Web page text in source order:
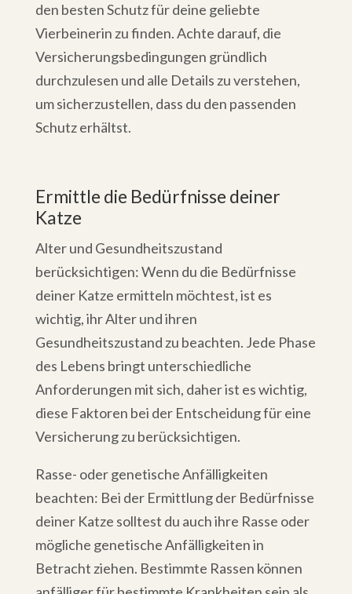
den besten Schutz für deine geliebte
Vierbeinerin zu finden. Achte darauf, die
Versicherungsbedingungen gründlich
durchzulesen und alle Details zu verstehen,
um sicherzustellen, dass du den passenden
Schutz erhältst.
Ermittle die Bedürfnisse deiner
Katze
Alter und Gesundheitszustand
berücksichtigen: Wenn du die Bedürfnisse
deiner Katze ermitteln möchtest, ist es
wichtig, ihr Alter und ihren
Gesundheitszustand zu beachten. Jede Phase
des Lebens bringt unterschiedliche
Anforderungen mit sich, daher ist es wichtig,
diese Faktoren bei der Entscheidung für eine
Versicherung zu berücksichtigen.
Rasse- oder genetische Anfälligkeiten
beachten: Bei der Ermittlung der Bedürfnisse
deiner Katze solltest du auch ihre Rasse oder
mögliche genetische Anfälligkeiten in
Betracht ziehen. Bestimmte Rassen können